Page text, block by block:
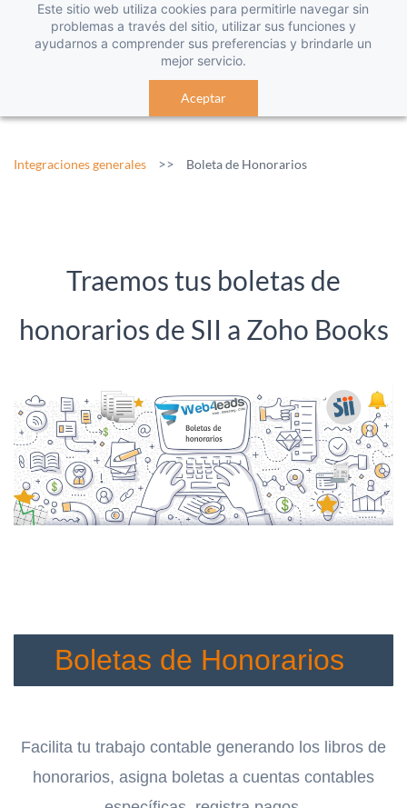
Este sitio web utiliza cookies para permitirle navegar sin
problemas a través del sitio, utilizar sus funciones y
ayudarnos a comprender sus preferencias y brindarle un
mejor servicio.
Aceptar
Integraciones generales >> Boleta de Honorarios
Traemos tus boletas de
honorarios de SII a Zoho Books
Boletas de Honorarios
Facilita tu trabajo contable generando los libros de
honorarios, asigna boletas a cuentas contables